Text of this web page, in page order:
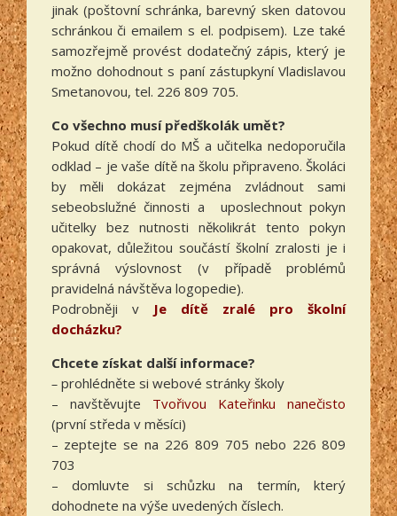
jinak (poštovní schránka, barevný sken datovou
schránkou či emailem s el. podpisem). Lze také
samozřejmě provést dodatečný zápis, který je
možno dohodnout s paní zástupkyní Vladislavou
Smetanovou, tel. 226 809 705.
Co všechno musí předškolák umět?
Pokud dítě chodí do MŠ a učitelka nedoporučila
odklad – je vaše dítě na školu připraveno. Školáci
by měli dokázat zejména zvládnout sami
sebeobslužné činnosti a uposlechnout pokyn
učitelky bez nutnosti několikrát tento pokyn
opakovat, důležitou součástí školní zralosti je i
správná výslovnost (v případě problémů
pravidelná návštěva logopedie).
Podrobněji v
Je dítě zralé pro školní
docházku?
Chcete získat další informace?
– prohlédněte si webové stránky školy
– navštěvujte Tvořivou Kateřinku nanečisto
(první středa v měsíci)
– zeptejte se na 226 809 705 nebo 226 809
703
– domluvte si schůzku na termín, který
dohodnete na výše uvedených číslech.